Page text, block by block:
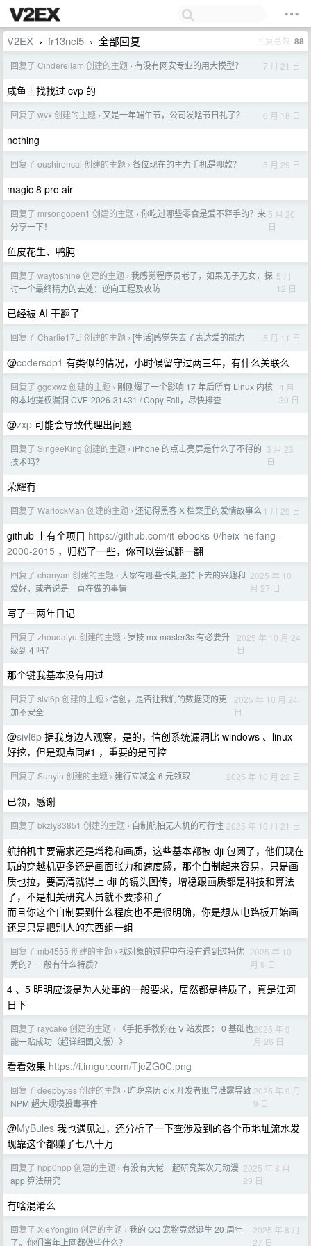
V2EX › fr13ncl5 › 全部回复 回复总数 88
回复了 Cinderellam 创建的主题 › 有没有网安专业的用大模型？ 7 月 21 日
咸鱼上找找过 cvp 的
回复了 wvx 创建的主题 › 又是一年端午节，公司发啥节日礼了？ 6 月 18 日
nothing
回复了 oushirencai 创建的主题 › 各位现在的主力手机是哪款？ 5 月 29 日
magic 8 pro air
回复了 mrsongopen1 创建的主题 › 你吃过哪些零食是爱不释手的？来
分享一下！
5 月 20
日
鱼皮花生、鸭肫
回复了 waytoshine 创建的主题 › 我感觉程序员老了，如果无子无女，探
讨一个最终精力的去处：逆向工程及攻防
5 月
12 日
已经被 AI 干翻了
回复了 Charlie17Li 创建的主题 › [生活]感觉失去了表达爱的能力 5 月 11 日
@codersdp1 有类似的情况，小时候留守过两三年，有什么关联么
回复了 ggdxwz 创建的主题 › 刚刚爆了一个影响 17 年后所有 Linux 内核
的本地提权漏洞 CVE-2026-31431 / Copy Fail，尽快排查
4 月
30 日
@zxp 可能会导致代理出问题
回复了 SingeeKing 创建的主题 › iPhone 的点击亮屏是什么了不得的
技术吗？
3 月 23
日
荣耀有
回复了 WarlockMan 创建的主题 › 还记得黑客 X 档案里的爱情故事么 1 月 29 日
github 上有个项目 https://github.com/it-ebooks-0/heix-heifang-
2000-2015 ，归档了一些，你可以尝试翻一翻
回复了 chanyan 创建的主题 › 大家有哪些长期坚持下去的兴趣和
爱好，或者说是一直在做的事情
2025 年 10
月 27 日
写了一两年日记
回复了 zhoudaiyu 创建的主题 › 罗技 mx master3s 有必要升
级到 4 吗？
2025 年 10 月 24
日
那个键我基本没有用过
回复了 sivl6p 创建的主题 › 信创，是否让我们的数据变的更
加不安全
2025 年 10 月 24
日
@sivl6p 据我身边人观察，是的，信创系统漏洞比 windows 、linux
好挖，但是观点同#1 ，重要的是可控
回复了 Sunyin 创建的主题 › 建行立减金 6 元领取 2025 年 10 月 22 日
已领，感谢
回复了 bkzly83851 创建的主题 › 自制航拍无人机的可行性 2025 年 10 月 21 日
航拍机主要需求还是增稳和画质，这些基本都被 dji 包圆了，他们现在
玩的穿越机更多还是画面张力和速度感，那个自制起来容易，只是画
质也拉，要高清就得上 dji 的镜头图传，增稳跟画质都是科技和算法
了，不是相关研究人员就不要掺和了
而且你这个自制要到什么程度也不是很明确，你是想从电路板开始画
还是只是把别人的东西组一组
回复了 mb4555 创建的主题 › 找对象的过程中有没有遇到过特优
秀的？一般有什么特质？
2025 年 10
月 9 日
4 、5 明明应该是为人处事的一般要求，居然都是特质了，真是江河
日下
回复了 raycake 创建的主题 ›
《手把手教你在 V 站发图： 0 基础也
能一贴成功（超详细图文版）》
2025 年 9
月 26 日
看看效果 https://i.imgur.com/TjeZG0C.png
回复了 deepbytes 创建的主题 › 昨晚亲历 qix 开发者账号泄露导致
NPM 超大规模投毒事件
2025 年 9 月
9 日
@MyBules 我也遇见过，还分析了一下查涉及到的各个币地址流水发
现靠这个都赚了七八十万
回复了 hpp0hpp 创建的主题 › 有没有大佬一起研究某次元动漫
app 算法研究
2025 年 8 月
29 日
有啥混淆么
回复了 XieYonglin 创建的主题 › 我的 QQ 宠物竟然诞生 20 周年
了。你们当年上网都做些什么？
2025 年 8 月
27 日